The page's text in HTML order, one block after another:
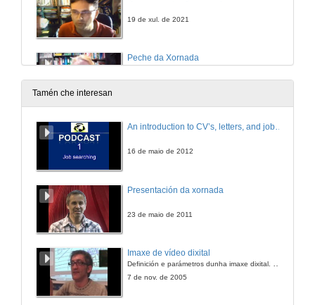
19 de xul. de 2021
Peche da Xornada
19 de xul. de 2021
Tamén che interesan
An introduction to CV’s, letters, and job searching
16 de maio de 2012
Presentación da xornada
23 de maio de 2011
Imaxe de vídeo dixital
7 de nov. de 2005